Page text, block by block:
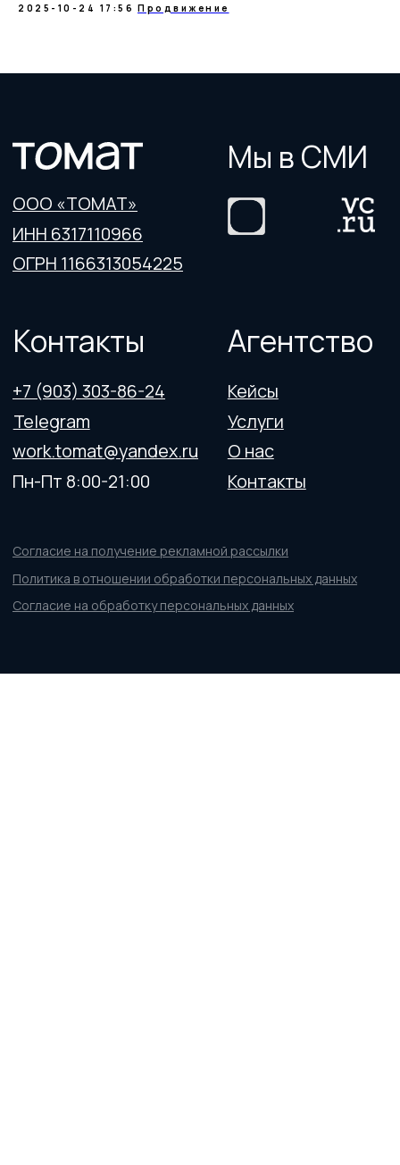
2025-10-24 17:56 Продвижение